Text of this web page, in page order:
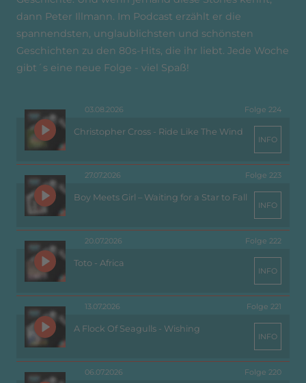
dann Peter Illmann. Im Podcast erzählt er die
spannendsten, unglaublichsten und schönsten
Geschichten zu den 80s-Hits, die ihr liebt. Jede Woche
gibt´s eine neue Folge - viel Spaß!
03.08.2026 Folge 224
Christopher Cross - Ride Like The Wind
INFO
27.07.2026 Folge 223
Boy Meets Girl – Waiting for a Star to Fall
INFO
20.07.2026 Folge 222
Toto - Africa
INFO
13.07.2026 Folge 221
A Flock Of Seagulls - Wishing
INFO
06.07.2026 Folge 220